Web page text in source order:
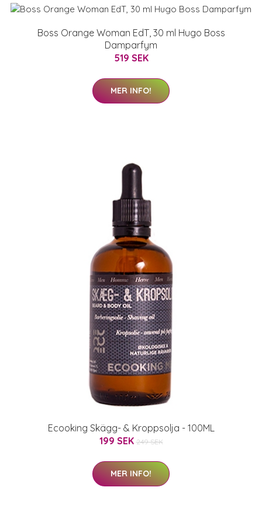
Boss Orange Woman EdT, 30 ml Hugo Boss
Damparfym
519 SEK
MER INFO!
Ecooking Skägg- & Kroppsolja - 100ML
199 SEK 249 SEK
MER INFO!